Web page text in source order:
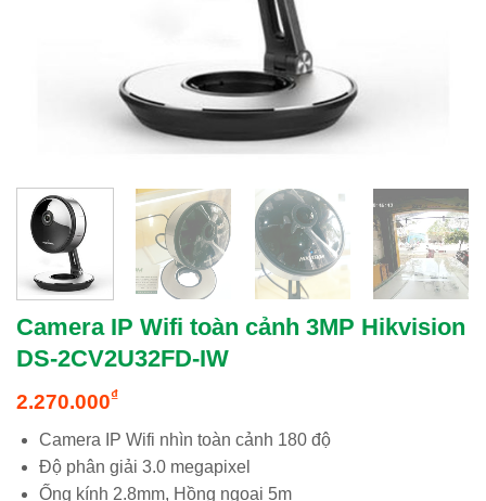
Camera IP Wifi toàn cảnh 3MP Hikvision
DS-2CV2U32FD-IW
2.270.000₫
Camera IP Wifi nhìn toàn cảnh 180 độ
Độ phân giải 3.0 megapixel
Ống kính 2.8mm, Hồng ngoại 5m